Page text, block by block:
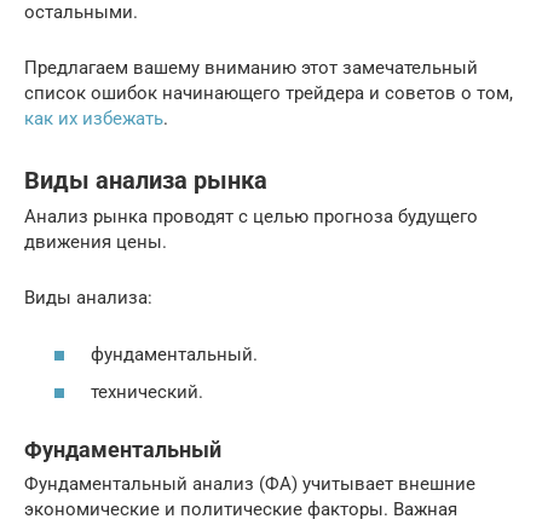
остальными.
Предлагаем вашему вниманию этот замечательный
список ошибок начинающего трейдера и советов о том,
как их избежать.
Виды анализа рынка
Анализ рынка проводят с целью прогноза будущего
движения цены.
Виды анализа:
фундаментальный.
технический.
Фундаментальный
Фундаментальный анализ (ФА) учитывает внешние
экономические и политические факторы. Важная